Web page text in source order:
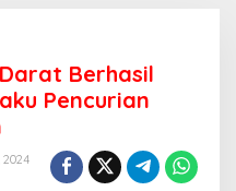
Berhasil
Pencurian
2024